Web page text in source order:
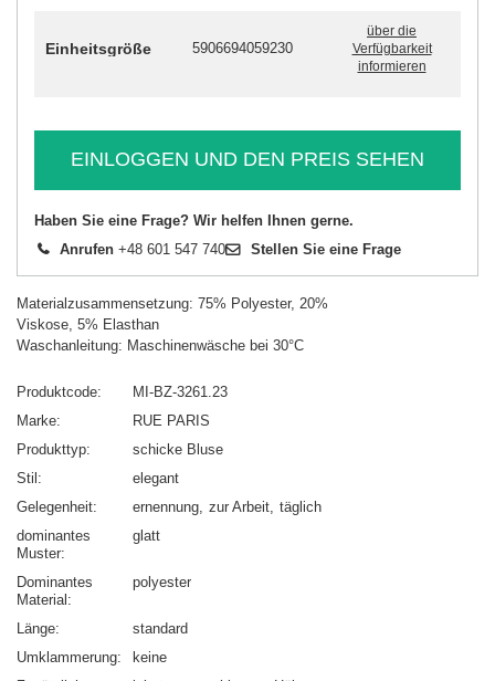
Einheitsgröße 5906694059230
über die
Verfügbarkeit
informieren
EINLOGGEN UND DEN PREIS SEHEN
Haben Sie eine Frage? Wir helfen Ihnen gerne.
Anrufen +48 601 547 740 Stellen Sie eine Frage
Materialzusammensetzung: 75% Polyester, 20%
Viskose, 5% Elasthan
Waschanleitung: Maschinenwäsche bei 30°C
Produktcode
MI-BZ-3261.23
Marke
RUE PARIS
Produkttyp
schicke Bluse
Stil
elegant
Gelegenheit
ernennung zur Arbeit täglich
dominantes
Muster
glatt
Dominantes
Material
polyester
Länge
standard
Umklammerung
keine